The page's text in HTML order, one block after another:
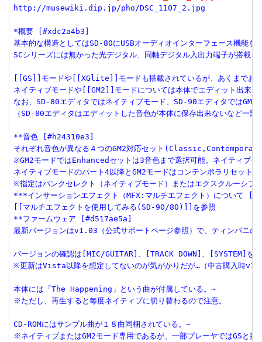
http://musewiki.dip.jp/pho/DSC_1107_2.jpg
*概要 [#xdc2a4b3]
基本的な構造としてはSD-80にUSBオーディオインターフェース機能を
SCシリーズには無かった光デジタル、同軸デジタル入出力端子が搭載
[[GS]]モードや[[XGlite]]モードも搭載されているが、あくまでおま
ネイティブモードや[[GM2]]モードについては本体でエディット出来る
なお、SD-80エディタではネイティブモード、SD-90エディタではGM2
（SD-80エディタはエディットした音色が本体に保存出来ないなど一
**音色 [#h24310e3]
それぞれ音色が異なる４つのGM2対応セット
※GM2モードではEnhancedセットは3音色まで選択可能。ネイティブ
ネイティブモードのパート4以降とGM2モードはコンテンポラリセッ
※指定はバンクセレクト（ネイティブモード）またはエクスクルーシブ
***インサーションエフェクト（MFX:マルチエフェクト）について
[[マルチエフェクトを使用してみる(SD-90/80)]]を参照
**ファームウェア [#d517ae5a]
最新バージョンはv1.03（公式サポートページ参照）で、ティンパニの
バージョンの確認は[MIC/GUITAR]、[TRACK DOWN]、[SYSTEM]を
※更新はVista以降を想定してないのが気がかりだが…（中古購入時
本体には「The Happening」という曲が付属している。~
※ただし、再生すると毎度ネイティブに切り替わるので注意。
CD-ROMにはサンプル曲が１８曲同梱されている。~
※ネイティブまたはGM2モード専用であるが、一部プレーヤではGSと判